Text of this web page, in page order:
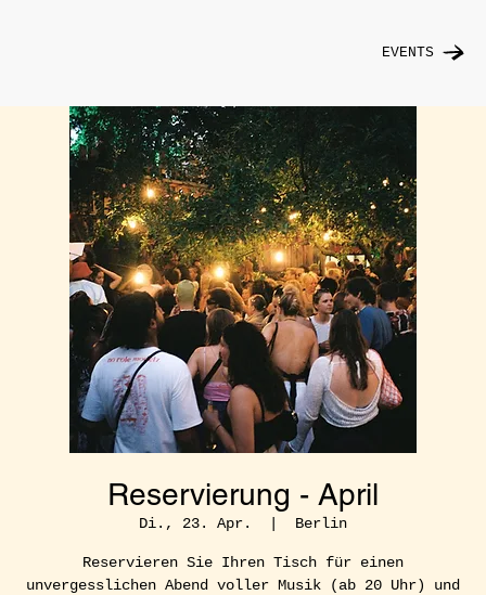
EVENTS
Reservierung - April
Di., 23. Apr.
  |
Berlin
Reservieren Sie Ihren Tisch für einen
unvergesslichen Abend voller Musik (ab 20 Uhr) und